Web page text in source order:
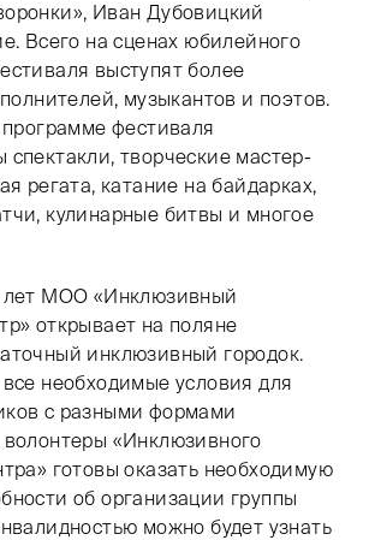
Иван Дубовицкий
Всего на сценах юбилейного
выступят более
музыкантов и поэтов.
фестиваля
спектакли, творческие мастер-
регата, катание на байдарках,
кулинарные битвы и многое
лет МОО «Инклюзивный
открывает на поляне
инклюзивный городок.
необходимые условия для
с разными формами
«Инклюзивного
готовы оказать необходимую
об организации группы
можно будет узнать